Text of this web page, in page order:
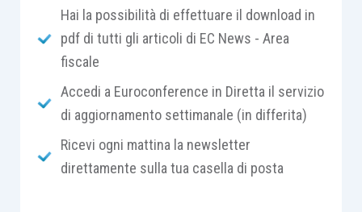
dellenorme di funzionamento della cooperativa
che coinvolgono i soci in generale.
Il primo tema da affrontare è di comprendere se il
socio volontario possa essere assimilato
Accade in altre situazioni che la legge consenta
classi speciali di soci
Hai la possibilità di effettuare il download in
pdf di tutti gli articoli di EC News - Area
fiscale
Accedi a Euroconference in Diretta il servizio
di aggiornamento settimanale (in differita)
Ricevi ogni mattina la newsletter
direttamente sulla tua casella di posta